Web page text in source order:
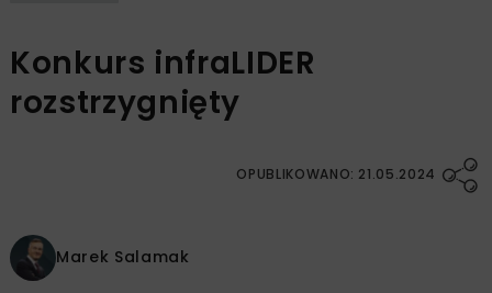
Konkurs infraLIDER
rozstrzygnięty
OPUBLIKOWANO: 21.05.2024
Marek Salamak